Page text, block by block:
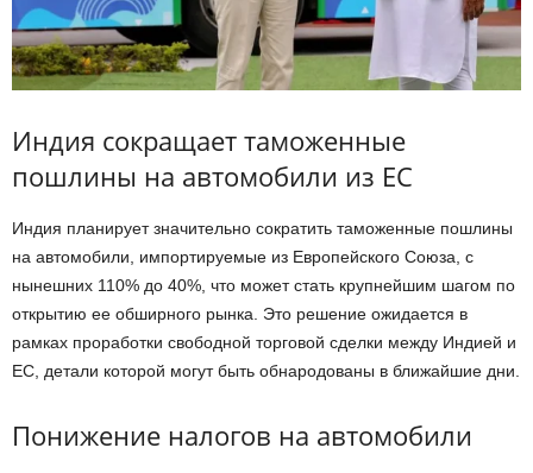
Индия сокращает таможенные
пошлины на автомобили из ЕС
Индия планирует значительно сократить таможенные пошлины
на автомобили, импортируемые из Европейского Союза, с
нынешних 110% до 40%, что может стать крупнейшим шагом по
открытию ее обширного рынка. Это решение ожидается в
рамках проработки свободной торговой сделки между Индией и
ЕС, детали которой могут быть обнародованы в ближайшие дни.
Понижение налогов на автомобили